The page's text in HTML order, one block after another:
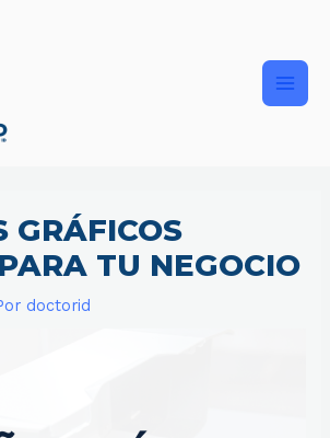
GRÁFICOS
TU NEGOCIO
doctorid